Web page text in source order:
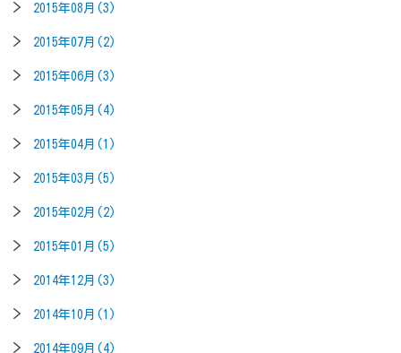
2015年08月(3)
2015年07月(2)
2015年06月(3)
2015年05月(4)
2015年04月(1)
2015年03月(5)
2015年02月(2)
2015年01月(5)
2014年12月(3)
2014年10月(1)
2014年09月(4)